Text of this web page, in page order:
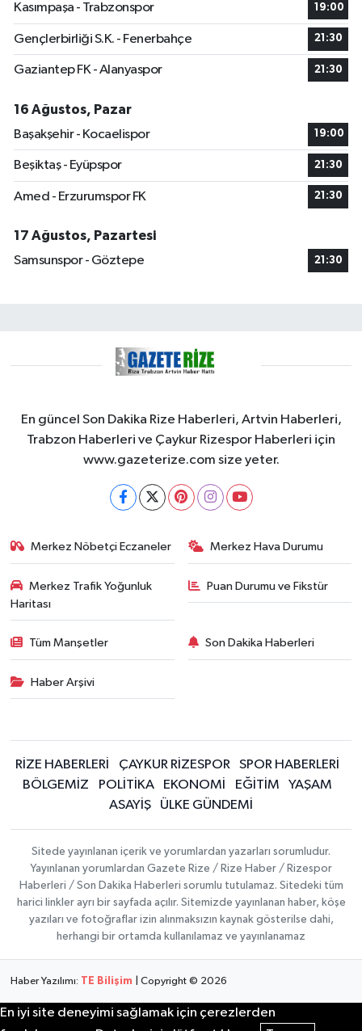
Kasımpaşa - Trabzonspor 19:00
Gençlerbirliği S.K. - Fenerbahçe 21:30
Gaziantep FK - Alanyaspor 21:30
16 Ağustos, Pazar
Başakşehir - Kocaelispor
19:00
Beşiktaş - Eyüpspor 21:30
Amed - Erzurumspor FK 21:30
17 Ağustos, Pazartesi
Samsunspor - Göztepe
21:30
En güncel Son Dakika Rize Haberleri, Artvin Haberleri,
Trabzon Haberleri ve Çaykur Rizespor Haberleri için
www.gazeterize.com size yeter.
Merkez Nöbetçi Eczaneler Merkez Hava Durumu
Merkez Trafik Yoğunluk
Haritası
Puan Durumu ve Fikstür
Tüm Manşetler Son Dakika Haberleri
Haber Arşivi
RİZE HABERLERİ ÇAYKUR RİZESPOR
SPOR HABERLERİ
BÖLGEMİZ
POLİTİKA EKONOMİ EĞİTİM
YAŞAM
ASAYİŞ
ÜLKE GÜNDEMİ
Sitede yayınlanan içerik ve yorumlardan yazarları sorumludur.
Yayınlanan yorumlardan Gazete Rize / Rize Haber / Rizespor
Haberleri / Son Dakika Haberleri sorumlu tutulamaz. Sitedeki tüm
harici linkler ayrı bir sayfada açılır. Sitemizde yayınlanan haber, köşe
yazıları ve fotoğraflar izin alınmaksızın kaynak gösterilse dahi,
herhangi bir ortamda kullanılamaz ve yayınlanamaz
Haber Yazılımı: TE Bilişim | Copyright © 2026
En iyi site deneyimi sağlamak için çerezlerden